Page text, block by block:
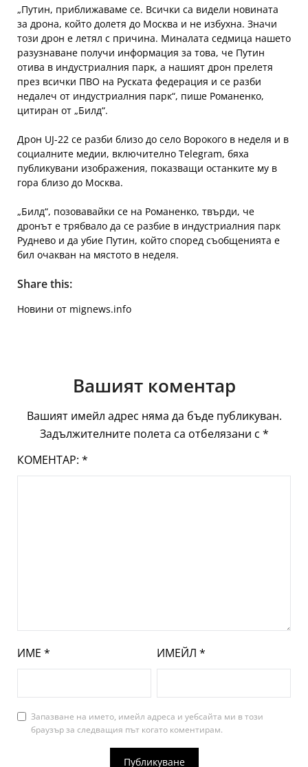
„Путин, приближаваме се. Всички са видели новината
за дрона, който долетя до Москва и не избухна. Значи
този дрон е летял с причина. Миналата седмица нашето
разузнаване получи информация за това, че Путин
отива в индустриалния парк, а нашият дрон прелетя
през всички ПВО на Руската федерация и се разби
недалеч от индустриалния парк“, пише Романенко,
цитиран от „Билд“.
Дрон UJ-22 се разби близо до село Ворокого в неделя и в
социалните медии, включително Telegram, бяха
публикувани изображения, показващи останките му в
гора близо до Москва.
„Билд“, позовавайки се на Романенко, твърди, че
дронът е трябвало да се разбие в индустриалния парк
Руднево и да убие Путин, който според съобщенията е
бил очакван на мястото в неделя.
Share this:
Новини от mignews.info
Вашият коментар
Вашият имейл адрес няма да бъде публикуван.
Задължителните полета са отбелязани с *
КОМЕНТАР: *
ИМЕ * ИМЕЙЛ *
Запазване на името, имейл адреса и уебсайта ми в този
браузър за следващия път когато коментирам.